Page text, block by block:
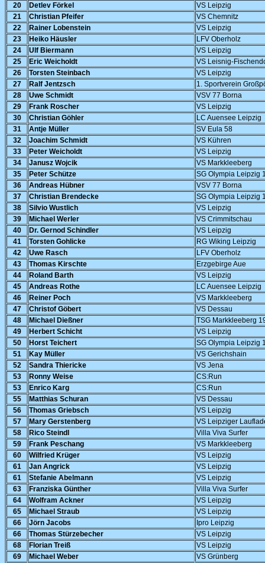
20
Detlev Förkel
VS Leipzig
21
Christian Pfeifer
VS Chemnitz
22
Rainer Lobenstein
VS Leipzig
23
Heiko Häusler
LFV Oberholz
24
Ulf Biermann
VS Leipzig
25
Eric Weicholdt
VS Leisnig-
26
Torsten Steinbach
VS Leipzig
27
Ralf Jentzsch
1. Sportverein
28
Uwe Schmidt
VSV 77 Borna
29
Frank Roscher
VS Leipzig
30
Christian Göhler
LC Auensee Leipzig
31
Antje Müller
SV Eula 58
32
Joachim Schmidt
VS Kühren
33
Peter Weicholdt
VS Leipzig
34
Janusz Wojcik
VS Markkleeberg
35
Peter Schütze
SG Olympia Leipzig
36
Andreas Hübner
VSV 77 Borna
37
Christian Brendecke
SG Olympia Leipzig
38
Silvio Wustlich
VS Leipzig
39
Michael Werler
VS Crimmitschau
40
Dr. Gernod Schindler
VS Leipzig
41
Torsten Gohlicke
RG Wiking Leipzig
42
Uwe Rasch
LFV Oberholz
43
Thomas Kirschte
Erzgebirge Aue
44
Roland Barth
VS Leipzig
45
Andreas Rothe
LC Auensee Leipzig
46
Reiner Poch
VS Markkleeberg
47
Christof Göbert
VS Dessau
48
Michael Dießner
TSG Markkleeberg
49
Herbert Schicht
VS Leipzig
50
Horst Teichert
SG Olympia Leipzig
51
Kay Müller
VS Gerichshain
52
Sandra Thiericke
VS Jena
53
Ronny Weise
CS:Run
53
Enrico Karg
CS:Run
55
Matthias Schuran
VS Dessau
56
Thomas Griebsch
VS Leipzig
57
Mary Gerstenberg
VS Leipziger
58
Rico Steindl
Villa Viva Surfer
59
Frank Peschang
VS Markkleeberg
60
Wilfried Krüger
VS Leipzig
61
Jan Angrick
VS Leipzig
61
Stefanie Abelmann
VS Leipzig
63
Franziska Günther
Villa Viva Surfer
64
Wolfram Ackner
VS Leipzig
65
Michael Straub
VS Leipzig
66
Jörn Jacobs
Ipro Leipzig
66
Thomas Stürzebecher
VS Leipzig
68
Florian Treiß
VS Leipzig
69
Michael Weber
VS Grünberg